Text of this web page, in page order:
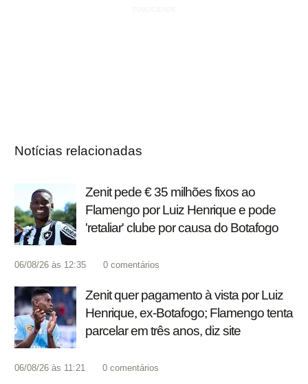
Notícias relacionadas
Zenit pede € 35 milhões fixos ao
Flamengo por Luiz Henrique e pode
'retaliar' clube por causa do Botafogo
06/08/26 às 12:35 0 comentários
Zenit quer pagamento à vista por Luiz
Henrique, ex-Botafogo; Flamengo tenta
parcelar em três anos, diz site
06/08/26 às 11:21 0 comentários